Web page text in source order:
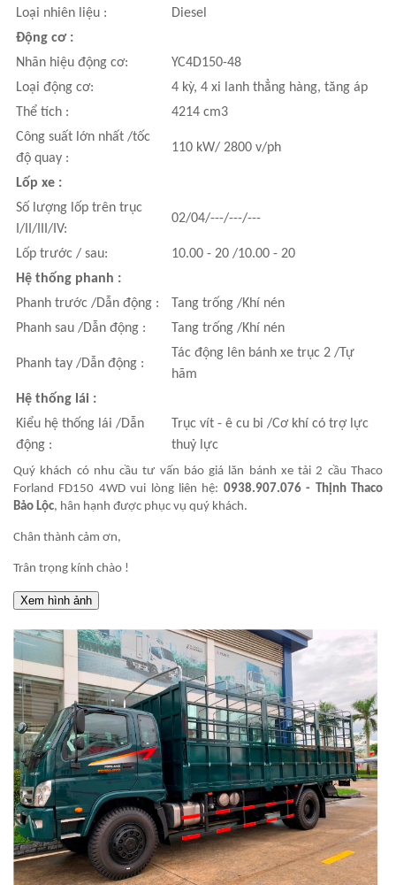
Loại nhiên liệu :
Diesel
Động cơ :
Nhãn hiệu động cơ:
YC4D150-48
Loại động cơ:
4 kỳ, 4 xi lanh thẳng hàng, tăng áp
Thể tích :
4214 cm3
Công suất lớn nhất /tốc
độ quay :
110 kW/ 2800 v/ph
Lốp xe :
Số lượng lốp trên trục
I/II/III/IV:
02/04/---/---/---
Lốp trước / sau:
10.00 - 20 /10.00 - 20
Hệ thống phanh :
Phanh trước /Dẫn động :
Tang trống /Khí nén
Phanh sau /Dẫn động :
Tang trống /Khí nén
Phanh tay /Dẫn động :
Tác động lên bánh xe trục 2 /Tự
hãm
Hệ thống lái :
Kiểu hệ thống lái /Dẫn
động :
Trục vít - ê cu bi /Cơ khí có trợ lực
thuỷ lực
Quý khách có nhu cầu tư vấn báo giá lăn bánh xe tải 2 cầu Thaco
Forland FD150 4WD vui lòng liên hệ: 0938.907.076 - Thịnh Thaco
Bảo Lộc, hân hạnh được phục vụ quý khách.
Chân thành cảm ơn,
Trân trọng kính chào !
Xem hình ảnh